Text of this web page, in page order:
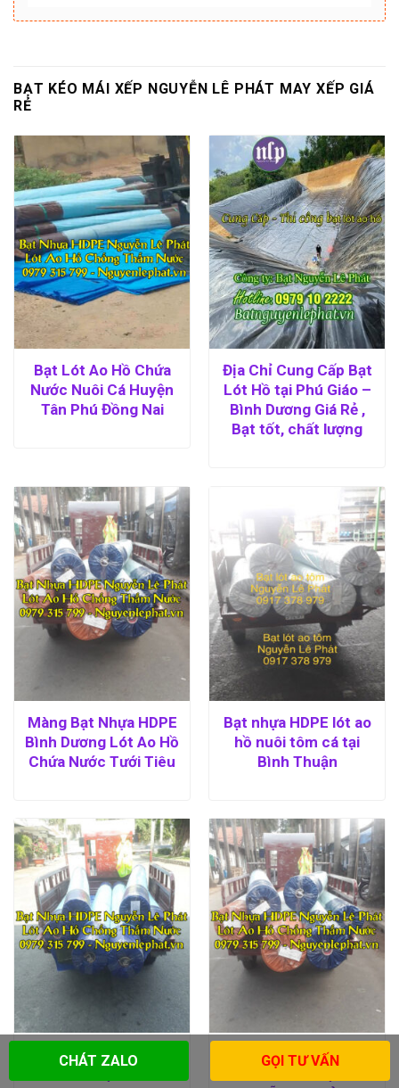
BẠT KÉO MÁI XẾP NGUYỄN LÊ PHÁT MAY XẾP GIÁ
RẺ
Bạt Lót Ao Hồ Chứa
Nước Nuôi Cá Huyện
Tân Phú Đồng Nai
Địa Chỉ Cung Cấp Bạt
Lót Hồ tại Phú Giáo –
Bình Dương Giá Rẻ ,
Bạt tốt, chất lượng
Màng Bạt Nhựa HDPE
Bình Dương Lót Ao Hồ
Chứa Nước Tưới Tiêu
Bạt nhựa HDPE lót ao
hồ nuôi tôm cá tại
Bình Thuận
Màng Bạt Nhựa HDPE
Bạt HDPE lót ao hồ
nuôi tôm cá tại Đà
CHÁT ZALO GỌI TƯ VẤN